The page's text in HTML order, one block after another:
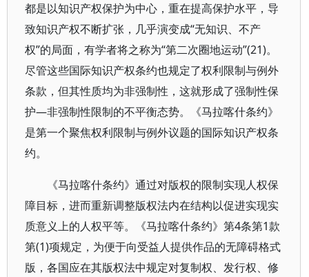
都是以知识产权保护为中心，重在提高保护水平，导
致知识产权不断扩张，几乎演变成“无知识、不产
权”的局面，有学者将之称为“第二次圈地运动”(21)。
尽管这些国际知识产权条约也规定了权利限制与例外
条款，但其性质均为非强制性，这就形成了强制性保
护—非强制性限制的不平衡态势。《马拉喀什条约》
是第一个聚焦权利限制与例外议题的国际知识产权条
约。
《马拉喀什条约》通过对版权的限制实现人权保
障目标，进而重新调整版权法内在结构以促进实现实
质意义上的人权平等。《马拉喀什条约》第4条第1款
第(1)项规定，为便于向受益人提供作品的无障碍格式
版，各国应在其版权法中规定对复制权、发行权、修